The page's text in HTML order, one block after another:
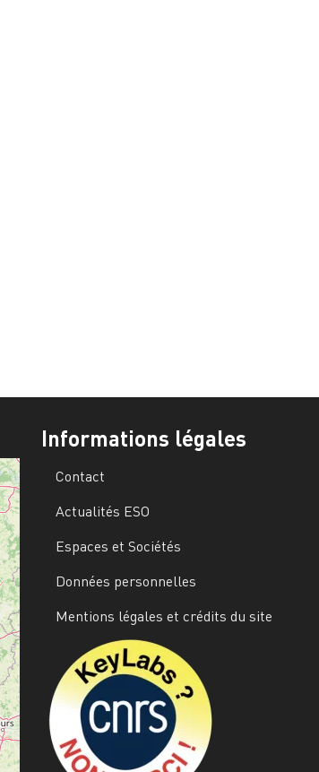
Informations légales
Contact
Actualités ESO
Espaces et Sociétés
Données personnelles
Mentions légales et crédits du site